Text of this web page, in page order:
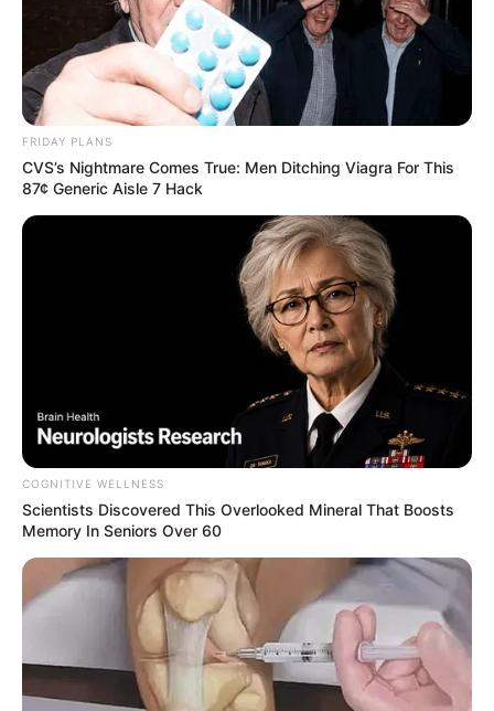
FRIDAY PLANS
CVS’s Nightmare Comes True: Men Ditching Viagra For This
87¢ Generic Aisle 7 Hack
COGNITIVE WELLNESS
Scientists Discovered This Overlooked Mineral That Boosts
Memory In Seniors Over 60